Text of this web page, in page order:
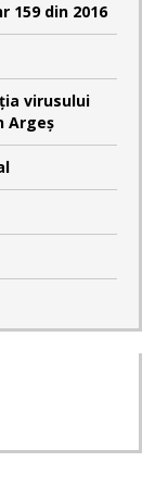
din 2016
virusului
Argeș